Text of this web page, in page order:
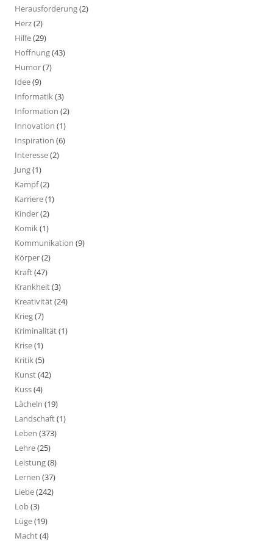
Herausforderung(2)
Herz(2)
Hilfe(29)
Hoffnung(43)
Humor(7)
Idee(9)
Informatik(3)
Information (2)
Innovation (1)
Inspiration (6)
Interesse(2)
Jung(1)
Kampf(2)
Karriere(1)
Kinder(2)
Komik(1)
Kommunikation (9)
Körper(2)
Kraft(47)
Krankheit(3)
Kreativität(24)
Krieg(7)
Kriminalität(1)
Krise(1)
Kritik(5)
Kunst(42)
Kuss(4)
Lächeln (19)
Landschaft(1)
Leben (373)
Lehre(25)
Leistung(8)
Lernen (37)
Liebe(242)
Lob(3)
Lüge(19)
Macht(4)